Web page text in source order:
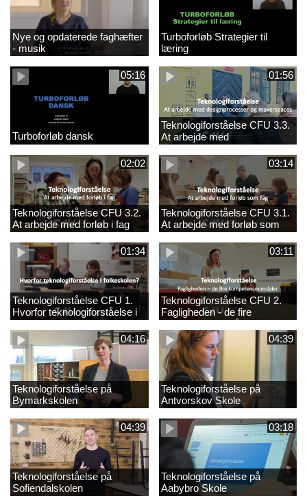
Nye og opdaterede faghæfter
- musik
Turboforløb Strategier til
læring
05:16
Turboforløb dansk
01:56
Teknologiforståelse CFU 3.3.
At arbejde med
designprocesser og
makerspaces
02:02
Teknologiforståelse CFU 3.2.
At arbejde med forløb i fag
03:14
Teknologiforståelse CFU 3.1.
At arbejde med forløb som
fag
01:34
Teknologiforståelse CFU 1.
Hvorfor teknologiforståelse i
folkeskolen?
03:11
Teknologiforståelse CFU 2.
Fagligheden - de fire
kompetenceområder
04:16
Teknologiforståelse på
Bymarkskolen
04:39
Teknologiforståelse på
Antvorskov Skole
04:39
Teknologiforståelse på
Sofiendalskolen
03:18
Teknologiforståelse på
Aabybro Skole